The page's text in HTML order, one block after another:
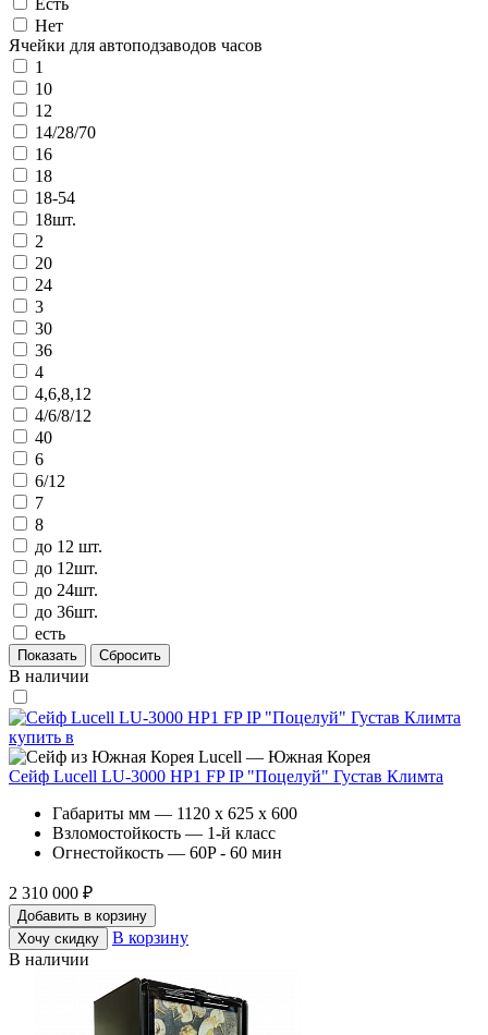
Есть
Нет
Ячейки для автоподзаводов часов
1
10
12
14/28/70
16
18
18-54
18шт.
2
20
24
3
30
36
4
4,6,8,12
4/6/8/12
40
6
6/12
7
8
до 12 шт.
до 12шт.
до 24шт.
до 36шт.
есть
В наличии
Lucell — Южная Корея
Сейф Lucell LU-3000 HP1 FP IP "Поцелуй" Густав Климта
Габариты мм — 1120 x 625 x 600
Взломостойкость — 1-й класс
Огнестойкость — 60P - 60 мин
2 310 000 ₽
Добавить в корзину
Хочу скидку
В корзину
В наличии